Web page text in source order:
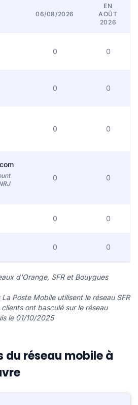
06/08/2026
EN
AOÛT
2026
0 0
0 0
0 0
0 0
0 0
0 0
d'Orange, SFR et Bouygues
Poste Mobile utilisent le réseau SFR
ont basculé sur le réseau
le 01/10/2025
du réseau mobile à